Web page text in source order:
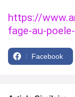
https://
fage-au-
Facebook